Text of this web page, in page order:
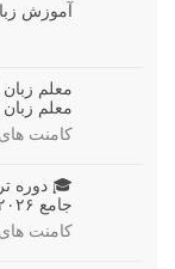
آموزش
معلم
معلم
کامنت های
🎓 دوره
جامع ۲۰۲۶
کامنت های